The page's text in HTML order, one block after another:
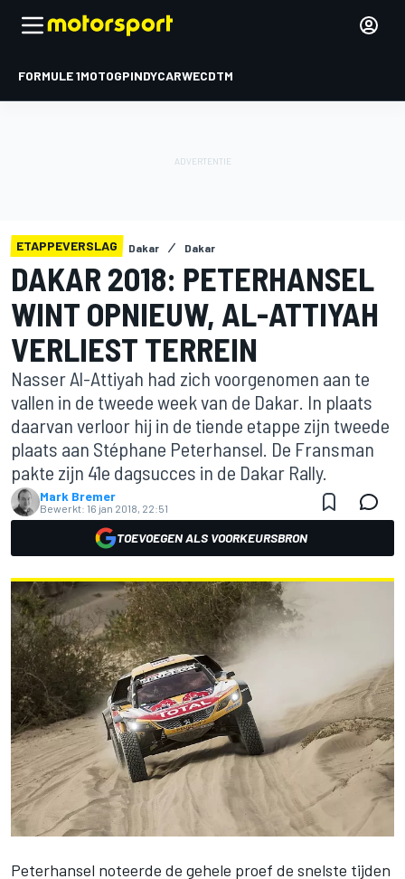
FORMULE 1MOTOGPINDYCARWECDTM
ETAPPEVERSLAG Dakar Dakar
DAKAR 2018: PETERHANSEL
WINT OPNIEUW, AL-ATTIYAH
VERLIEST TERREIN
Nasser Al-Attiyah had zich voorgenomen aan te
vallen in de tweede week van de Dakar. In plaats
daarvan verloor hij in de tiende etappe zijn tweede
plaats aan Stéphane Peterhansel. De Fransman
pakte zijn 41e dagsucces in de Dakar Rally.
Mark Bremer
Bewerkt: 16 jan 2018, 22:51
TOEVOEGEN ALS VOORKEURSBRON
Peterhansel noteerde de gehele proef de snelste tijden